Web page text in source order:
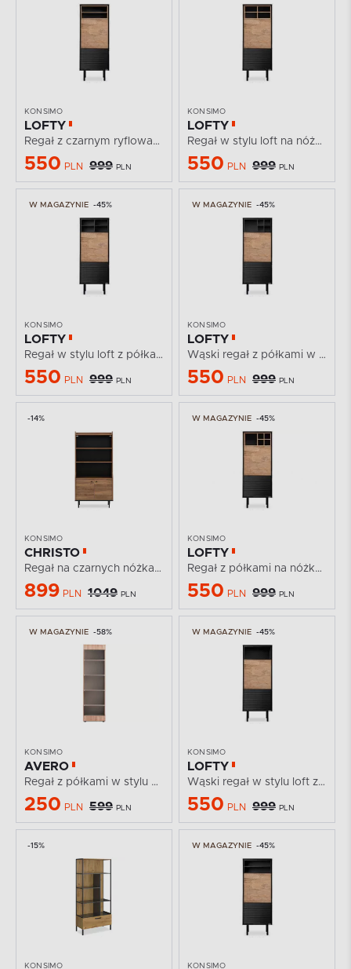
KONSIMO
LOFTY
Regał z czarnym ryflowaniem
550 PLN 999 PLN
KONSIMO
LOFTY
Regał w stylu loft na nóżkach
550 PLN 999 PLN
W MAGAZYNIE -45%
KONSIMO
LOFTY
Regał w stylu loft z półkami
550 PLN 999 PLN
W MAGAZYNIE -45%
KONSIMO
LOFTY
Wąski regał z półkami w stylu loft
550 PLN 999 PLN
-14%
KONSIMO
CHRISTO
Regał na czarnych nóżkach loft
899 PLN 1049 PLN
W MAGAZYNIE -45%
KONSIMO
LOFTY
Regał z półkami na nóżkach
550 PLN 999 PLN
W MAGAZYNIE -58%
KONSIMO
AVERO
Regał z półkami w stylu skandynawskim 55 cm dąb...
250 PLN 599 PLN
W MAGAZYNIE -45%
KONSIMO
LOFTY
Wąski regał w stylu loft z ryflowaniem
550 PLN 999 PLN
-15%
KONSIMO
W MAGAZYNIE -45%
KONSIMO